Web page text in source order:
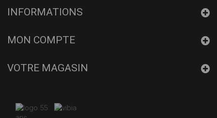
INFORMATIONS
MON COMPTE
VOTRE MAGASIN